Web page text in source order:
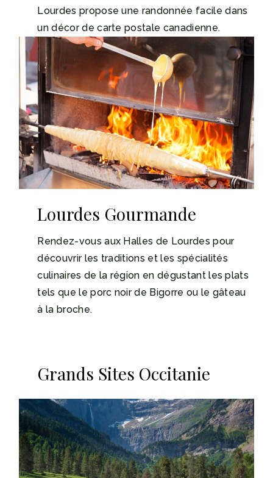
Lourdes propose une randonnée facile dans
un décor de carte postale canadienne.
Lourdes Gourmande
Rendez-vous aux Halles de Lourdes pour
découvrir les traditions et les spécialités
culinaires de la région en dégustant les plats
tels que le porc noir de Bigorre ou le gâteau
à la broche.
Grands Sites Occitanie